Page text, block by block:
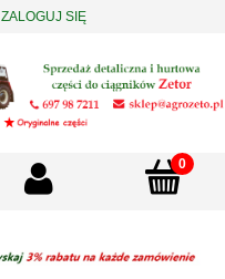
ZALOGUJ SIĘ